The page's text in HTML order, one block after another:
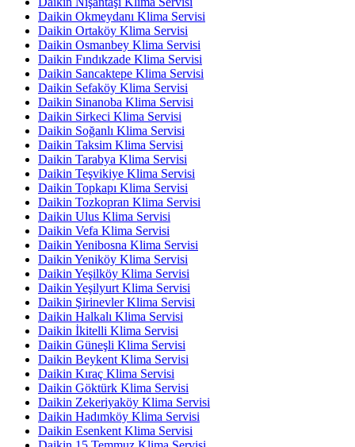
Daikin Okmeydanı Klima Servisi
Daikin Ortaköy Klima Servisi
Daikin Osmanbey Klima Servisi
Daikin Fındıkzade Klima Servisi
Daikin Sancaktepe Klima Servisi
Daikin Sefaköy Klima Servisi
Daikin Sinanoba Klima Servisi
Daikin Sirkeci Klima Servisi
Daikin Soğanlı Klima Servisi
Daikin Taksim Klima Servisi
Daikin Tarabya Klima Servisi
Daikin Teşvikiye Klima Servisi
Daikin Topkapı Klima Servisi
Daikin Tozkopran Klima Servisi
Daikin Ulus Klima Servisi
Daikin Vefa Klima Servisi
Daikin Yenibosna Klima Servisi
Daikin Yeniköy Klima Servisi
Daikin Yeşilköy Klima Servisi
Daikin Yeşilyurt Klima Servisi
Daikin Şirinevler Klima Servisi
Daikin Halkalı Klima Servisi
Daikin İkitelli Klima Servisi
Daikin Güneşli Klima Servisi
Daikin Beykent Klima Servisi
Daikin Kıraç Klima Servisi
Daikin Göktürk Klima Servisi
Daikin Zekeriyaköy Klima Servisi
Daikin Hadımköy Klima Servisi
Daikin Esenkent Klima Servisi